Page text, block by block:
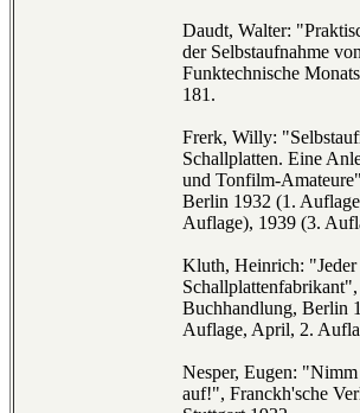
Daudt, Walter:
der Selbstaufnahme
Funktechnische
181.
Frerk, Willy:
Schallplatten. Eine
und Tonfilm-
Berlin 1932 (1.
Auflage), 1939 (3.
Kluth, Heinrich: "Jeder
Buchhandlung, Berlin
Auflage, April, 2.
Nesper, Eugen:
auf!", Franckh'sche